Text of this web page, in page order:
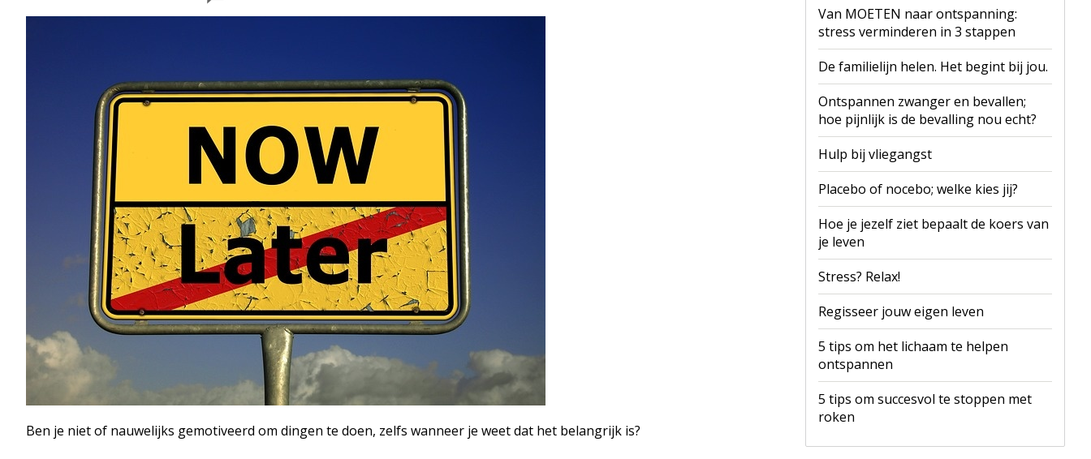
Ben je niet of nauwelijks gemotiveerd om dingen te doen, zelfs wanneer je weet dat het belangrijk is?
Van MOETEN naar ontspanning:
stress verminderen in 3 stappen
De familielijn helen. Het begint bij jou.
Ontspannen zwanger en bevallen;
hoe pijnlijk is de bevalling nou echt?
Hulp bij vliegangst
Placebo of nocebo; welke kies jij?
Hoe je jezelf ziet bepaalt de koers van
je leven
Stress? Relax!
Regisseer jouw eigen leven
5 tips om het lichaam te helpen
ontspannen
5 tips om succesvol te stoppen met
roken